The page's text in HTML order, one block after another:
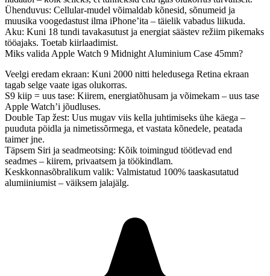
Ühenduvus: Cellular-mudel võimaldab kõnesid, sõnumeid ja
muusika voogedastust ilma iPhone’ita – täielik vabadus liikuda.
Aku: Kuni 18 tundi tavakasutust ja energiat säästev režiim pikemaks
tööajaks. Toetab kiirlaadimist.
Miks valida Apple Watch 9 Midnight Aluminium Case 45mm?
Veelgi eredam ekraan: Kuni 2000 nitti heledusega Retina ekraan
tagab selge vaate igas olukorras.
S9 kiip = uus tase: Kiirem, energiatõhusam ja võimekam – uus tase
Apple Watch’i jõudluses.
Double Tap žest: Uus mugav viis kella juhtimiseks ühe käega –
puuduta pöidla ja nimetissõrmega, et vastata kõnedele, peatada
taimer jne.
Täpsem Siri ja seadmeotsing: Kõik toimingud töötlevad end
seadmes – kiirem, privaatsem ja töökindlam.
Keskkonnasõbralikum valik: Valmistatud 100% taaskasutatud
alumiiniumist – väiksem jalajälg.